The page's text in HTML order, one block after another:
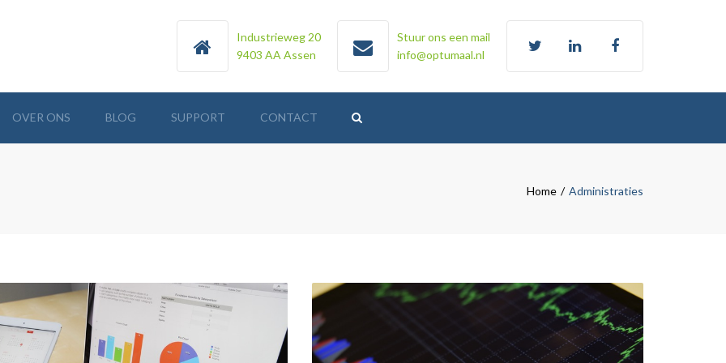
Industrieweg 20
9403 AA Assen
Stuur ons een mail
info@optumaal.nl
OVER ONS BLOG
AUTO IN STRIJD MET
EUROPEES RECHT?
AFSCHAFFING PENSIOEN IN
EIGEN BEHEER GAAT DOOR
SUPPORT CONTACT
Home Administraties